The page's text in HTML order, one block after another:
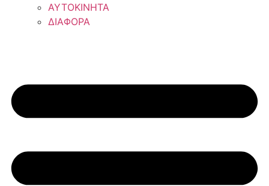
ΑΥΤΟΚΙΝΗΤΑ
ΔΙΑΦΟΡΑ